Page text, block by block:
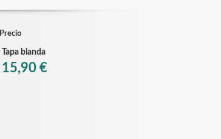
Precio
Tapa blanda
15,90 €